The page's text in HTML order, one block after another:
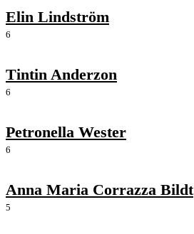
Elin Lindström
6
Tintin Anderzon
6
Petronella Wester
6
Anna Maria Corrazza Bildt
5